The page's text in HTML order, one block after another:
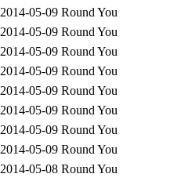
2014-05-09 Round You
2014-05-09 Round You
2014-05-09 Round You
2014-05-09 Round You
2014-05-09 Round You
2014-05-09 Round You
2014-05-09 Round You
2014-05-09 Round You
2014-05-08 Round You